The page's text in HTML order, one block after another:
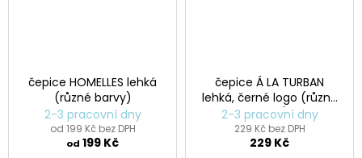
čepice HOMELLES lehká
(různé barvy)
2-3 pracovní dny
od 199 Kč bez DPH
od 199 Kč
čepice Á LA TURBAN
lehká, černé logo (různé
barvy)
2-3 pracovní dny
229 Kč bez DPH
229 Kč